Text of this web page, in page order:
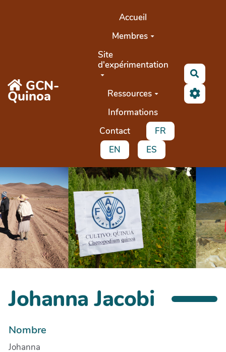
GCN-
Quinoa
Accueil
Membres
Site
d'expérimentation
Ressources
Informations
Contact
FR
EN
ES
Johanna Jacobi
Nombre
Johanna